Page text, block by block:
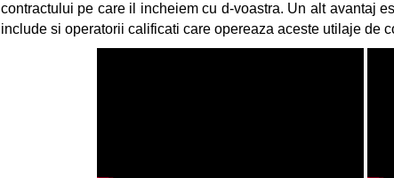
contractului pe care il incheiem cu d-voastra. Un alt avantaj
include si operatorii calificati care opereaza aceste utilaje de